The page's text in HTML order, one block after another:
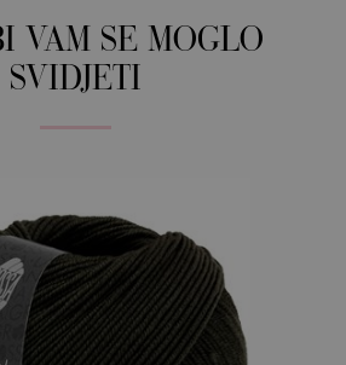
VAM SE MOGLO
SVIDJETI